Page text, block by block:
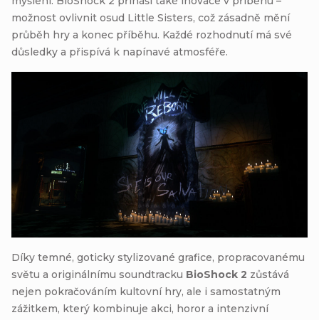
možnost ovlivnit osud Little Sisters, což zásadně mění
průběh hry a konec příběhu. Každé rozhodnutí má své
důsledky a přispívá k napínavé atmosféře.
Díky temné, goticky stylizované grafice, propracovanému
světu a originálnímu soundtracku BioShock 2 zůstává
nejen pokračováním kultovní hry, ale i samostatným
zážitkem, který kombinuje akci, horor a intenzivní